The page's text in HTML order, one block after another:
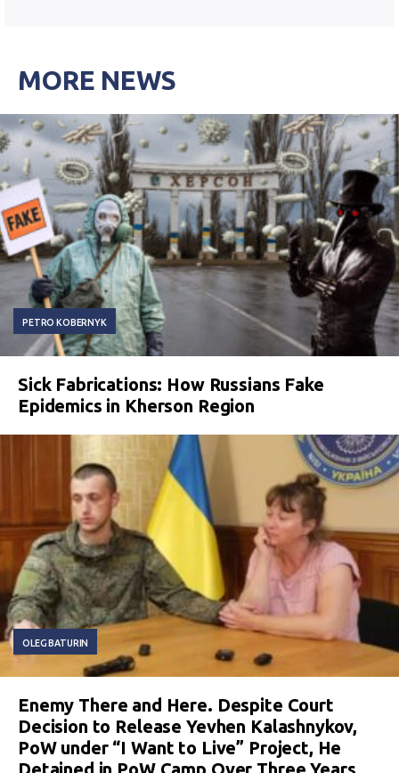
MORE NEWS
PETRO KOBERNYK
Sick Fabrications: How Russians Fake
Epidemics in Kherson Region
OLEG BATURIN
Enemy There and Here. Despite Court
Decision to Release Yevhen Kalashnykov,
PoW under “I Want to Live” Project, He
Detained in PoW Camp Over Three Years